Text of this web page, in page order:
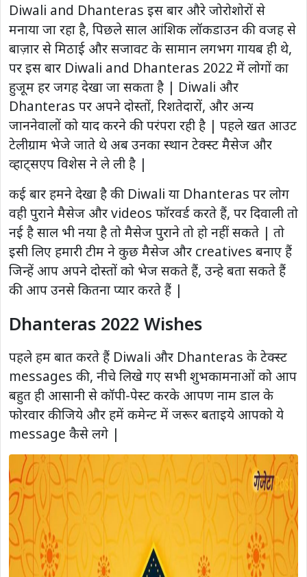
Diwali and Dhanteras इस बार औरे जोरोशोरों से
मनाया जा रहा है, पिछले साल आंशिक लॉकडाउन की वजह से
बाज़ार से मिठाई और सजावट के सामान लगभग गायब ही थे,
पर इस बार Diwali and Dhanteras 2022 में लोगों का
हुजूम हर जगह देखा जा सकता है | Diwali और
Dhanteras पर अपने दोस्तों, रिशतेदारों, और अन्य
जाननेवालों को याद करने की परंपरा रही है | पहले खत आउट
टेलीग्राम भेजे जाते थे अब उनका स्थान टेक्स्ट मैसेज और
व्हाट्सएप विशेस ने ले ली है |
कई बार हमने देखा है की Diwali या Dhanteras पर लोग
वही पुराने मैसेज और videos फॉरवर्ड करते हैं, पर दिवाली तो
नई है साल भी नया है तो मैसेज पुराने तो हो नहीं सकते | तो
इसी लिए हमारी टीम ने कुछ मैसेज और creatives बनाए हैं
जिन्हें आप अपने दोस्तों को भेज सकते हैं, उन्हे बता सकते हैं
की आप उनसे कितना प्यार करते हैं |
Dhanteras 2022 Wishes
पहले हम बात करते हैं Diwali और Dhanteras के टेक्स्ट
messages की, नीचे लिखे गए सभी शुभकामनाओं को आप
बहुत ही आसानी से कॉपी-पेस्ट करके आपण नाम डाल के
फोरवार कीजिये और हमें कमेन्ट में जरूर बताइये आपको ये
message कैसे लगे |